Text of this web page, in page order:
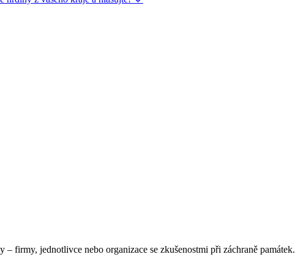
firmy, jednotlivce nebo organizace se zkušenostmi při záchraně památek.